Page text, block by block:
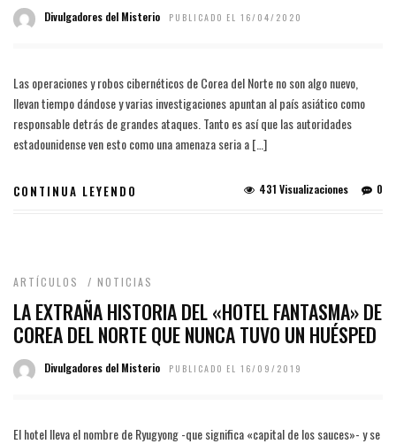
Divulgadores del Misterio PUBLICADO EL 16/04/2020
Las operaciones y robos cibernéticos de Corea del Norte no son algo nuevo,
llevan tiempo dándose y varias investigaciones apuntan al país asiático como
responsable detrás de grandes ataques. Tanto es así que las autoridades
estadounidense ven esto como una amenaza seria a […]
CONTINUA LEYENDO 0
431 Visualizaciones
ARTÍCULOS / NOTICIAS
LA EXTRAÑA HISTORIA DEL «HOTEL FANTASMA» DE
COREA DEL NORTE QUE NUNCA TUVO UN HUÉSPED
Divulgadores del Misterio PUBLICADO EL 16/09/2019
El hotel lleva el nombre de Ryugyong -que significa «capital de los sauces»- y se